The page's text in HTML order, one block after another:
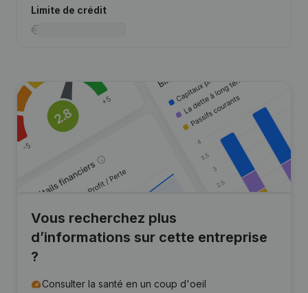
Limite de crédit
Vous recherchez plus
d’informations sur cette entreprise
?
Consulter la santé en un coup d'oeil